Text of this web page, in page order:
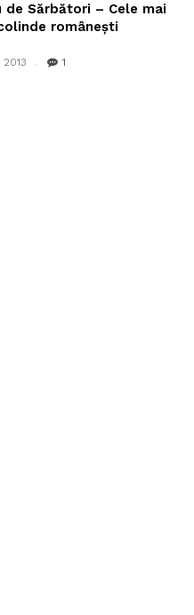
de Sărbători – Cele mai
românești
1